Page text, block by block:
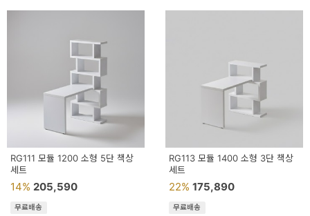
RG111 모듈 1200 소형 5단 책상
세트
14% 205,590
무료배송
RG113 모듈 1400 소형 3단 책상
세트
22% 175,890
무료배송